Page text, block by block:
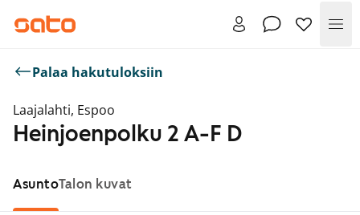
Palaa hakutuloksiin
Laajalahti, Espoo
Heinjoenpolku 2 A-F D
AsuntoTalon kuvat